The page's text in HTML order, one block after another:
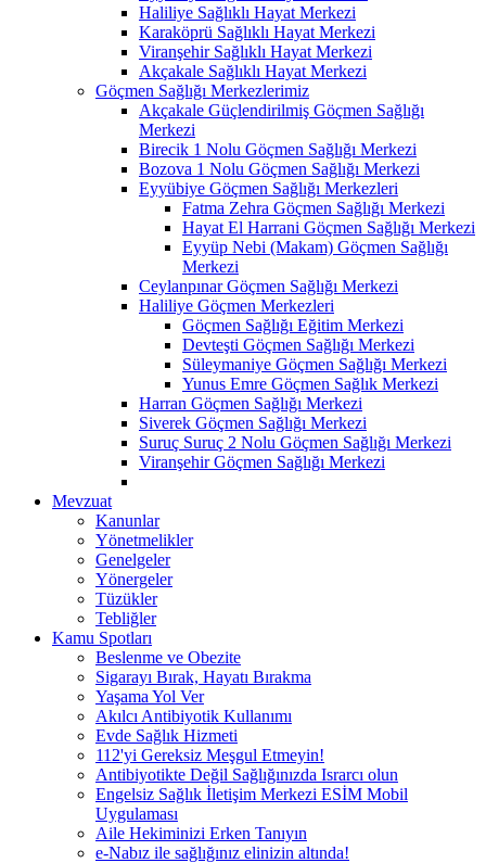
Haliliye Sağlıklı Hayat Merkezi
Karaköprü Sağlıklı Hayat Merkezi
Viranşehir Sağlıklı Hayat Merkezi
Akçakale Sağlıklı Hayat Merkezi
Göçmen Sağlığı Merkezlerimiz
Akçakale Güçlendirilmiş Göçmen Sağlığı
Merkezi
Birecik 1 Nolu Göçmen Sağlığı Merkezi
Bozova 1 Nolu Göçmen Sağlığı Merkezi
Eyyübiye Göçmen Sağlığı Merkezleri
Fatma Zehra Göçmen Sağlığı Merkezi
Hayat El Harrani Göçmen Sağlığı Merkezi
Eyyüp Nebi (Makam) Göçmen Sağlığı
Merkezi
Ceylanpınar Göçmen Sağlığı Merkezi
Haliliye Göçmen Merkezleri
Göçmen Sağlığı Eğitim Merkezi
Devteşti Göçmen Sağlığı Merkezi
Süleymaniye Göçmen Sağlığı Merkezi
Yunus Emre Göçmen Sağlık Merkezi
Harran Göçmen Sağlığı Merkezi
Siverek Göçmen Sağlığı Merkezi
Suruç Suruç 2 Nolu Göçmen Sağlığı Merkezi
Viranşehir Göçmen Sağlığı Merkezi
Mevzuat
Kanunlar
Yönetmelikler
Genelgeler
Yönergeler
Tüzükler
Tebliğler
Kamu Spotları
Beslenme ve Obezite
Sigarayı Bırak, Hayatı Bırakma
Yaşama Yol Ver
Akılcı Antibiyotik Kullanımı
Evde Sağlık Hizmeti
112'yi Gereksiz Meşgul Etmeyin!
Antibiyotikte Değil Sağlığınızda Israrcı olun
Engelsiz Sağlık İletişim Merkezi ESİM Mobil
Uygulaması
Aile Hekiminizi Erken Tanıyın
e-Nabız ile sağlığınız elinizin altında!